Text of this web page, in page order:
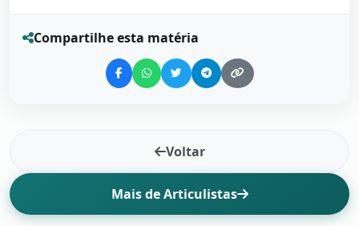
Compartilhe esta matéria
Voltar
Mais de Articulistas